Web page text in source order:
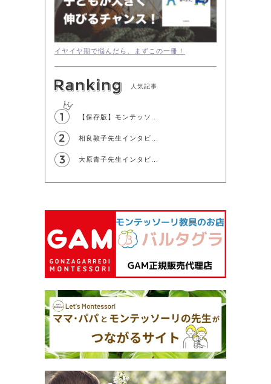
イヤイヤ期で悩んだら、まずこの一冊！
人気記事
【保存版】モンテッソ...
相良敦子先生インタビ...
大原青子先生インタビ...